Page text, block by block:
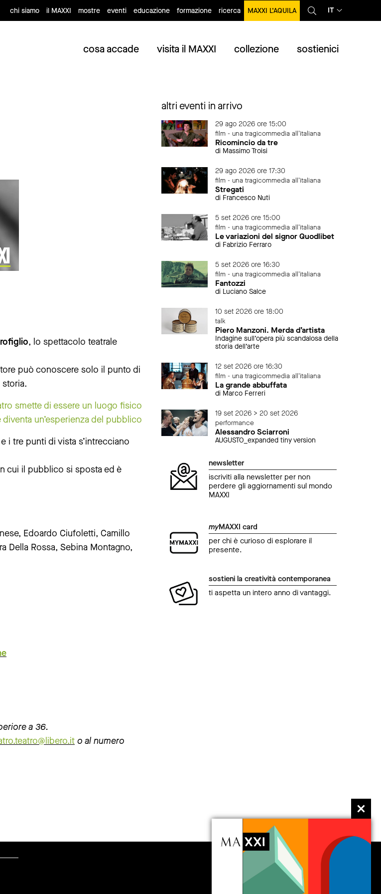
chi siamo il MAXXI mostre eventi educazione formazione ricerca MAXXI L’AQUILA IT
cosa accade visita il MAXXI collezione sostienici
, lo spettacolo teatrale
può conoscere solo il punto di
smette di essere un luogo fisico
diventa un’esperienza del pubblico
i tre punti di vista s’intrecciano
cui il pubblico si sposta ed è
Edoardo Ciufoletti, Camillo
Della Rossa, Sebina Montagno,
a 36.
o al numero
altri eventi in arrivo
29 ago 2026 ore 15:00
film - una tragicommedia all'italiana
Ricomincio da tre
di Massimo Troisi
29 ago 2026 ore 17:30
film - una tragicommedia all'italiana
Stregati
di Francesco Nuti
5 set 2026 ore 15:00
film - una tragicommedia all'italiana
Le variazioni del signor Quodlibet
di Fabrizio Ferraro
5 set 2026 ore 16:30
film - una tragicommedia all'italiana
Fantozzi
di Luciano Salce
10 set 2026 ore 18:00
talk
Piero Manzoni. Merda d’artista
Indagine sull’opera più scandalosa della
storia dell’arte
12 set 2026 ore 16:30
film - una tragicommedia all'italiana
La grande abbuffata
di Marco Ferreri
19 set 2026 > 20 set 2026
performance
Alessandro Sciarroni
AUGUSTO_expanded tiny version
newsletter
iscriviti alla newsletter per non
perdere gli aggiornamenti sul mondo
MAXXI
myMAXXI card
per chi è curioso di esplorare il
presente.
sostieni la creatività contemporanea
ti aspetta un intero anno di vantaggi.